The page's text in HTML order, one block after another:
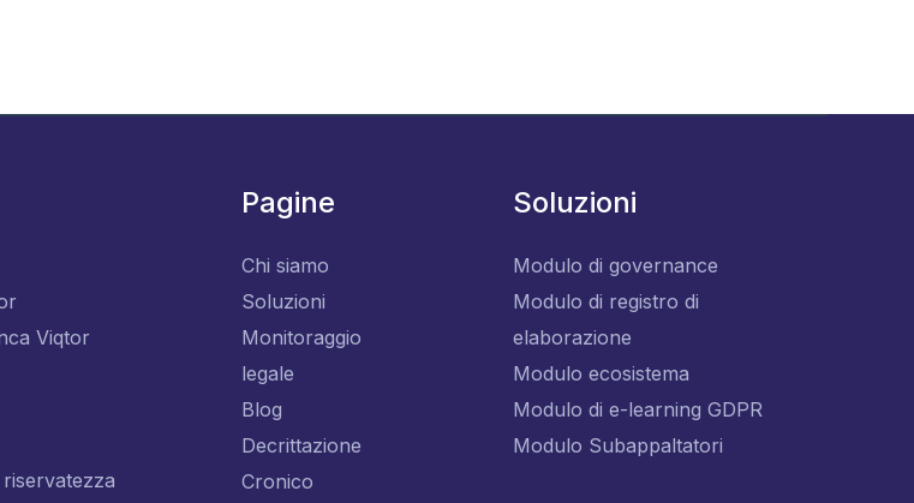
Viqtor
Pagine
Chi siamo
Soluzioni
Monitoraggio
legale
Blog
Decrittazione
Cronico
Soluzioni
Modulo di governance
Modulo di registro di
elaborazione
Modulo ecosistema
Modulo di e-learning GDPR
Modulo Subappaltatori